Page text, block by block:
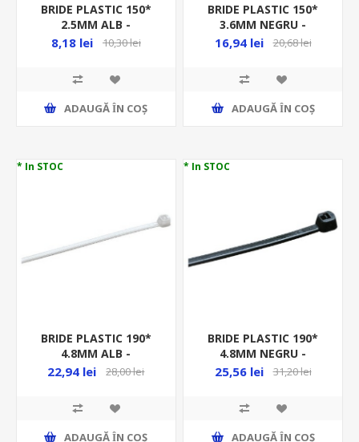
BRIDE PLASTIC 150*
2.5MM ALB -
100BUC/PUNGA -
8,18 lei 10,30 lei
ADAUGĂ ȊN COŞ
BRIDE PLASTIC 150*
3.6MM NEGRU -
100BUC/PUNGA -
16,94 lei 20,68 lei
ADAUGĂ ȊN COŞ
* In STOC
BRIDE PLASTIC 190*
4.8MM ALB -
100BUC/PUNGA -
22,94 lei 28,00 lei
ADAUGĂ ȊN COŞ
* In STOC
BRIDE PLASTIC 190*
4.8MM NEGRU -
100BUC/PUNGA -
25,56 lei 31,20 lei
ADAUGĂ ȊN COŞ